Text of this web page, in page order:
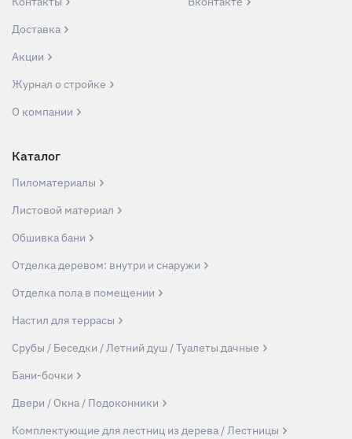
Доставка
Акции
Журнал о стройке
О компании
Каталог
Пиломатериалы
Листовой материал
Обшивка бани
Отделка деревом: внутри и снаружи
Отделка пола в помещении
Настил для террасы
Срубы / Беседки / Летний душ / Туалеты дачные
Бани-бочки
Двери / Окна / Подоконники
Комплектующие для лестниц из дерева / Лестницы